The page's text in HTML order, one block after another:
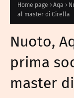
Home page Aqa
al master di Cirella
Nuoto,
prima
master